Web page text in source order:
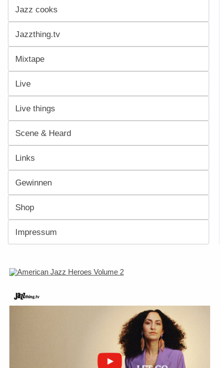
Jazz cooks
Jazzthing.tv
Mixtape
Live
Live things
Scene & Heard
Links
Gewinnen
Shop
Impressum